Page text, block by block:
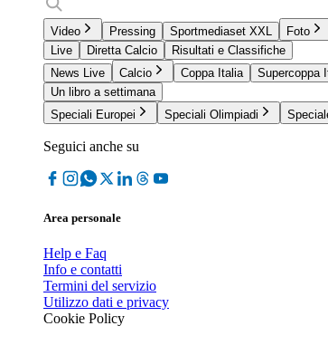
Video Pressing Sportmediaset XXL
Foto
Live
Diretta Calcio
Risultati e Classifiche
News Live
Calcio Coppa Italia Supercoppa
Un libro a settimana
Speciali Europei
Speciali Olimpiadi
Seguici anche su
Area personale
Help e Faq
Info e contatti
Termini del servizio
Utilizzo dati e privacy
Cookie Policy